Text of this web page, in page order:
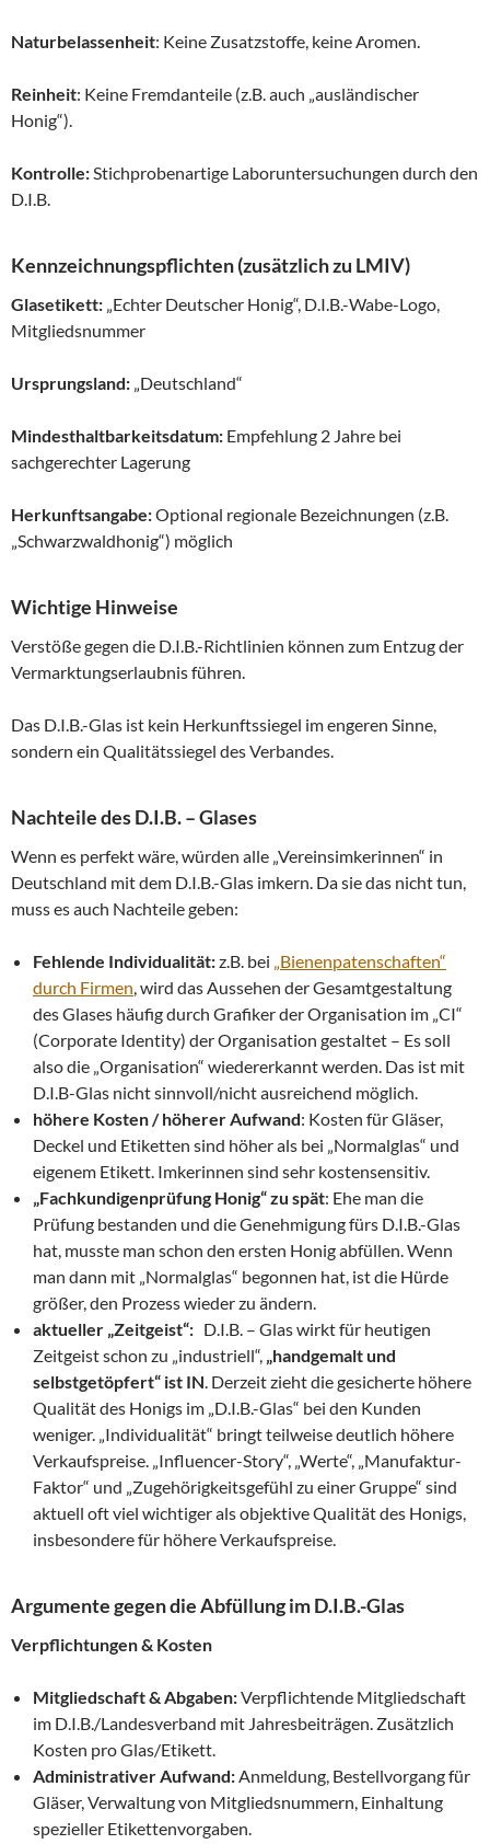
Naturbelassenheit: Keine Zusatzstoffe, keine Aromen.
Reinheit: Keine Fremdanteile (z.B. auch „ausländischer
Honig“).
Kontrolle:Stichprobenartige Laboruntersuchungen durch den
D.I.B.
Kennzeichnungspflichten (zusätzlich zu LMIV)
Glasetikett: „Echter Deutscher Honig“, D.I.B.-Wabe-Logo,
Mitgliedsnummer
Ursprungsland: „Deutschland“
Mindesthaltbarkeitsdatum: Empfehlung 2 Jahre bei
sachgerechter Lagerung
Herkunftsangabe:Optional regionale Bezeichnungen (z.B.
„Schwarzwaldhonig“) möglich
Wichtige Hinweise
Verstöße gegen die D.I.B.-Richtlinien können zum Entzug der
Vermarktungserlaubnis führen.
Das D.I.B.-Glas ist kein Herkunftssiegel im engeren Sinne,
sondern ein Qualitätssiegel des Verbandes.
Nachteile des D.I.B. – Glases
Wenn es perfekt wäre, würden alle „Vereinsimkerinnen“ in
Deutschland mit dem D.I.B.-Glas imkern. Da sie das nicht tun,
muss es auch Nachteile geben:
Fehlende Individualität:z.B. bei „Bienenpatenschaften“
durch Firmen, wird das Aussehen der Gesamtgestaltung
des Glases häufig durch Grafiker der Organisation im „CI“
(Corporate Identity) der Organisation gestaltet – Es soll
also die „Organisation“ wiedererkannt werden. Das ist mit
D.I.B-Glas nicht sinnvoll/nicht ausreichend möglich.
höhere Kosten / höherer Aufwand: Kosten für Gläser,
Deckel und Etiketten sind höher als bei „Normalglas“ und
eigenem Etikett. Imkerinnen sind sehr kostensensitiv.
„Fachkundigenprüfung Honig“ zu spät: Ehe man die
Prüfung bestanden und die Genehmigung fürs D.I.B.-Glas
hat, musste man schon den ersten Honig abfüllen. Wenn
man dann mit „Normalglas“ begonnen hat, ist die Hürde
größer, den Prozess wieder zu ändern.
aktueller „Zeitgeist“: D.I.B. – Glas wirkt für heutigen
Zeitgeist schon zu „industriell“, „handgemalt und
selbstgetöpfert“ ist IN. Derzeit zieht die gesicherte höhere
Qualität des Honigs im „D.I.B.-Glas“ bei den Kunden
weniger. „Individualität“ bringt teilweise deutlich höhere
Verkaufspreise. „Influencer-Story“, „Werte“, „Manufaktur-
Faktor“ und „Zugehörigkeitsgefühl zu einer Gruppe“ sind
aktuell oft viel wichtiger als objektive Qualität des Honigs,
insbesondere für höhere Verkaufspreise.
Argumente gegen die Abfüllung im D.I.B.-Glas
Verpflichtungen & Kosten
Mitgliedschaft & Abgaben:Verpflichtende Mitgliedschaft
im D.I.B./Landesverband mit Jahresbeiträgen. Zusätzlich
Kosten pro Glas/Etikett.
Administrativer Aufwand:Anmeldung, Bestellvorgang für
Gläser, Verwaltung von Mitgliedsnummern, Einhaltung
spezieller Etikettenvorgaben.